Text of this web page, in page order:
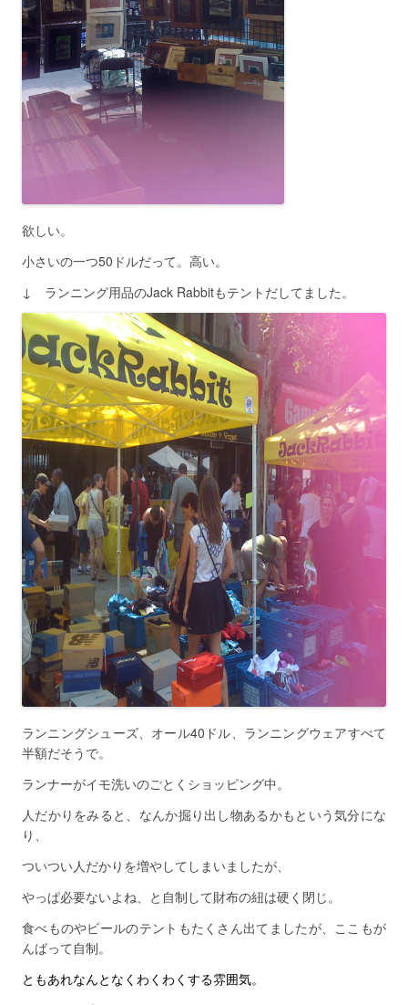
欲しい。
小さいの一つ50ドルだって。高い。
↓ ランニング用品のJack Rabbitもテントだしてました。
ランニングシューズ、オール40ドル、ランニングウェアすべて
半額だそうで。
ランナーがイモ洗いのごとくショッピング中。
人だかりをみると、なんか掘り出し物あるかもという気分にな
り、
ついつい人だかりを増やしてしまいましたが、
やっぱ必要ないよね、と自制して財布の紐は硬く閉じ。
食べものやビールのテントもたくさん出てましたが、ここもが
んばって自制。
ともあれなんとなくわくわくする雰囲気。